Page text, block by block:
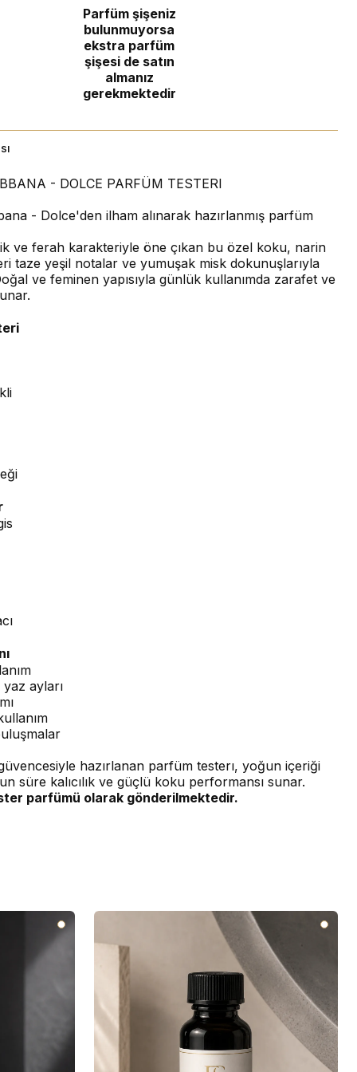
Parfüm şişeniz
bulunmuyorsa
ekstra parfüm
şişesi de satın
almanız
gerekmektedir
- DOLCE PARFÜM TESTERI
- Dolce'den ilham alınarak hazırlanmış parfüm
ve ferah karakteriyle öne çıkan bu özel koku, narin
taze yeşil notalar ve yumuşak misk dokunuşlarıyla
ve feminen yapısıyla günlük kullanımda zarafet ve
ayları
hazırlanan parfüm testerı, yoğun içeriği
süre kalıcılık ve güçlü koku performansı sunar.
parfümü olarak gönderilmektedir.